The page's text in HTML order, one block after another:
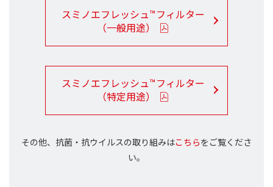
スミノエフレッシュ™ フィルター
（一般用途）
スミノエフレッシュ™ フィルター
（特定用途）
その他、抗菌・抗ウイルスの取り組みはこちらをご覧くださ
い。